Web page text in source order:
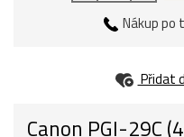
Nákup po
Přidat
Canon PGI-29C